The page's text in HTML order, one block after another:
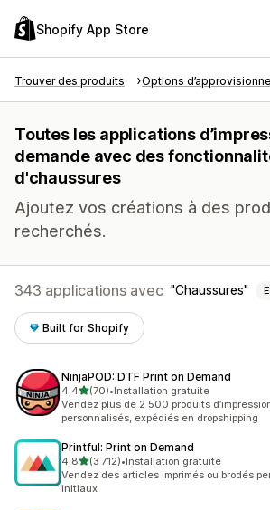
Shopify App Store
Trouver des produits Options
Toutes les applications
demande avec des
d'chaussures
Ajoutez vos créations à des
recherchés.
343 applications avec Chaussures
Built for Shopify
NinjaPOD: DTF Print on Demand
4,4étoile(s) sur 5
(70)
70 avis au total
•Installation gratuite
Vendez plus de 2 500 produits
personnalisés, expédiés en dropshipping
Printful: Print on Demand
4,8étoile(s) sur 5
(3 712)
3712 avis au total
•Installation gratuite
Vendez des articles imprimés ou brodés
initiaux